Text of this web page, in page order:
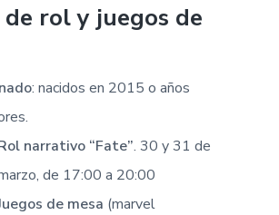
de rol y juegos de
: nacidos en 2015 o años
narrativo “Fate”. 30 y 31 de
de 17:00 a 20:00
de mesa (marvel